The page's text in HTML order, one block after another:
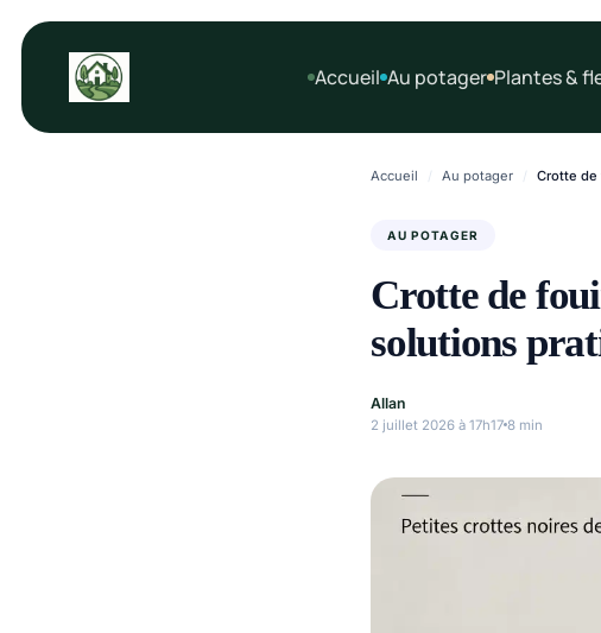
Aller
Accueil Au potager Plantes &
Accueil / Au potager / Crotte
AU POTAGER
Crotte de
solutions
Allan
2 juillet 2026 à 17h17 8 min